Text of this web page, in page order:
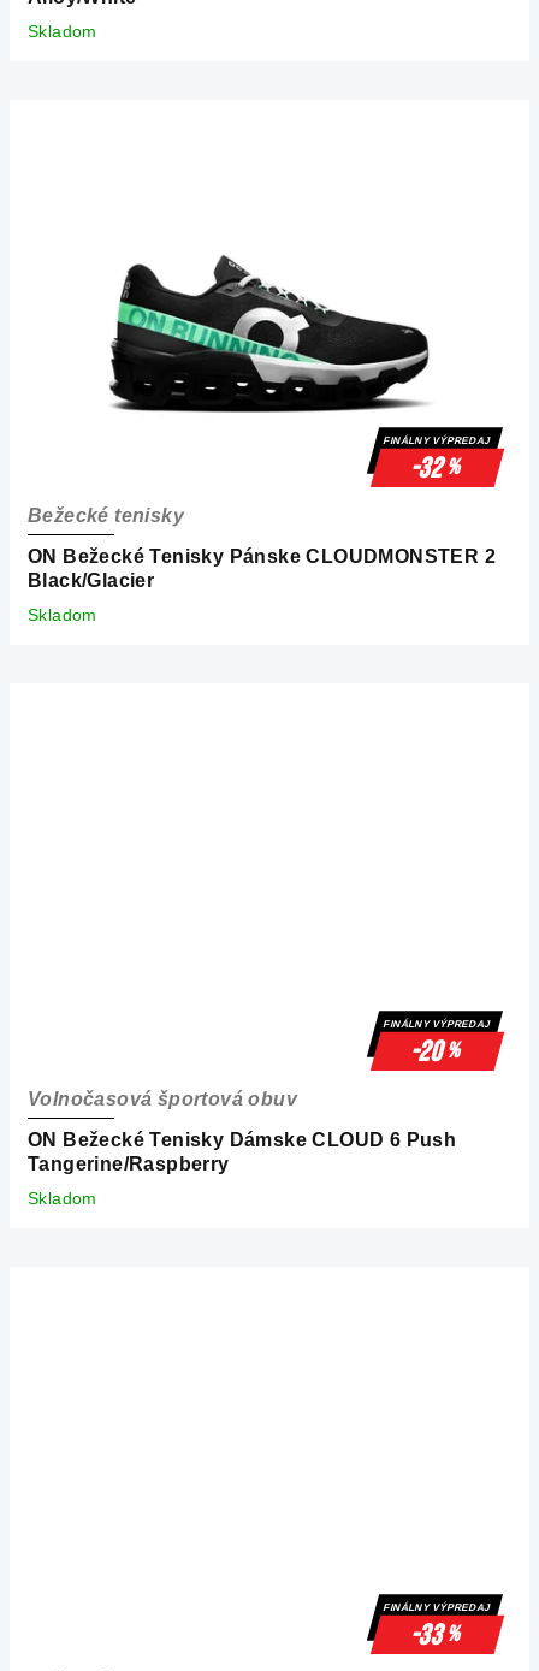
Skladom
FINÁLNY VÝPREDAJ
-32%
ON Bežecké Tenisky Pánske CLOUDMONSTER 2
Black/Glacier
Bežecké tenisky
Skladom
FINÁLNY VÝPREDAJ
-20%
ON Bežecké Tenisky Dámske CLOUD 6 Push
Tangerine/Raspberry
Volnočasová športová obuv
Skladom
FINÁLNY VÝPREDAJ
-33%